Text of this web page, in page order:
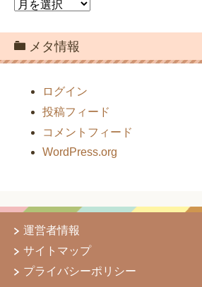
ア
カ
イ
ブ
メタ情報
ログイン
投稿フィード
コメントフィード
WordPress.org
運営者情報
サイトマップ
プライバシーポリシー